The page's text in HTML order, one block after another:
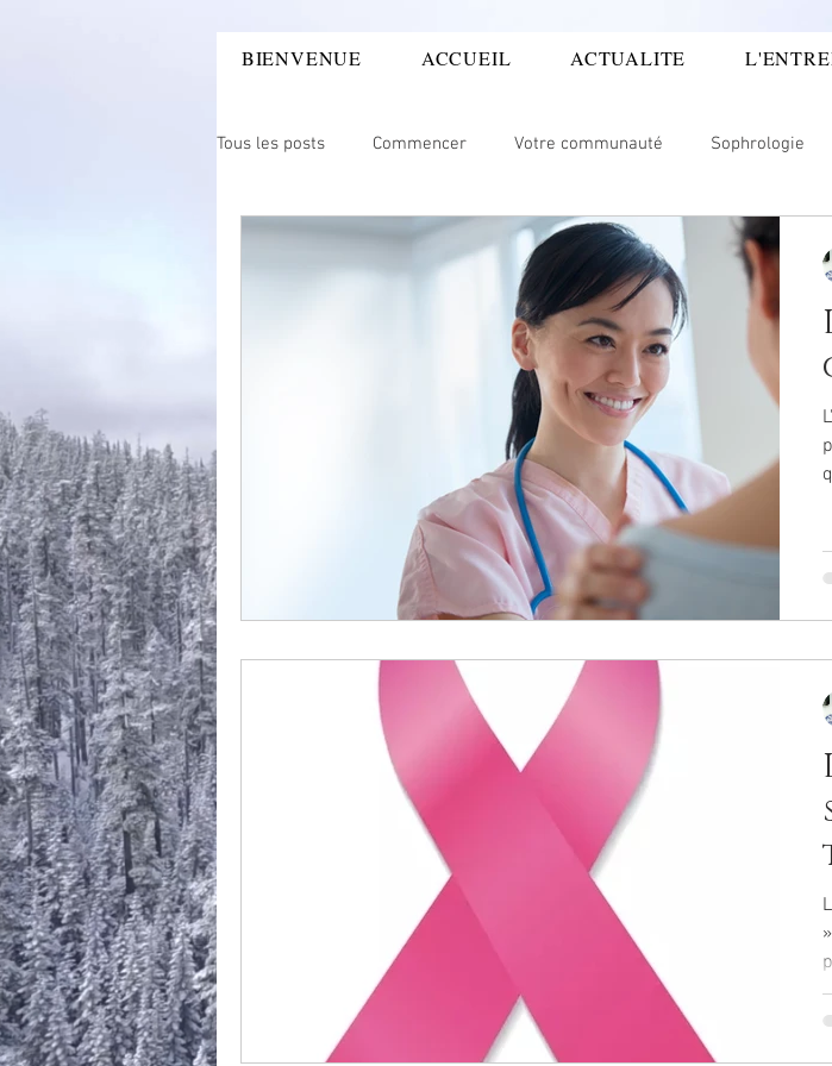
BIENVENUE ACCUEIL ACTUALITE
Tous les posts Commencer Votre communauté Sophrologie
Coming-out Acouphènes Travail
cancer gestion douleur
Douleur mentale Douleur émotionnelle
Maternité